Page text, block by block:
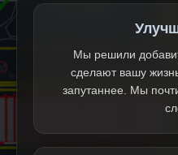
Мы решили
сделают вашу
запутаннее. Мы